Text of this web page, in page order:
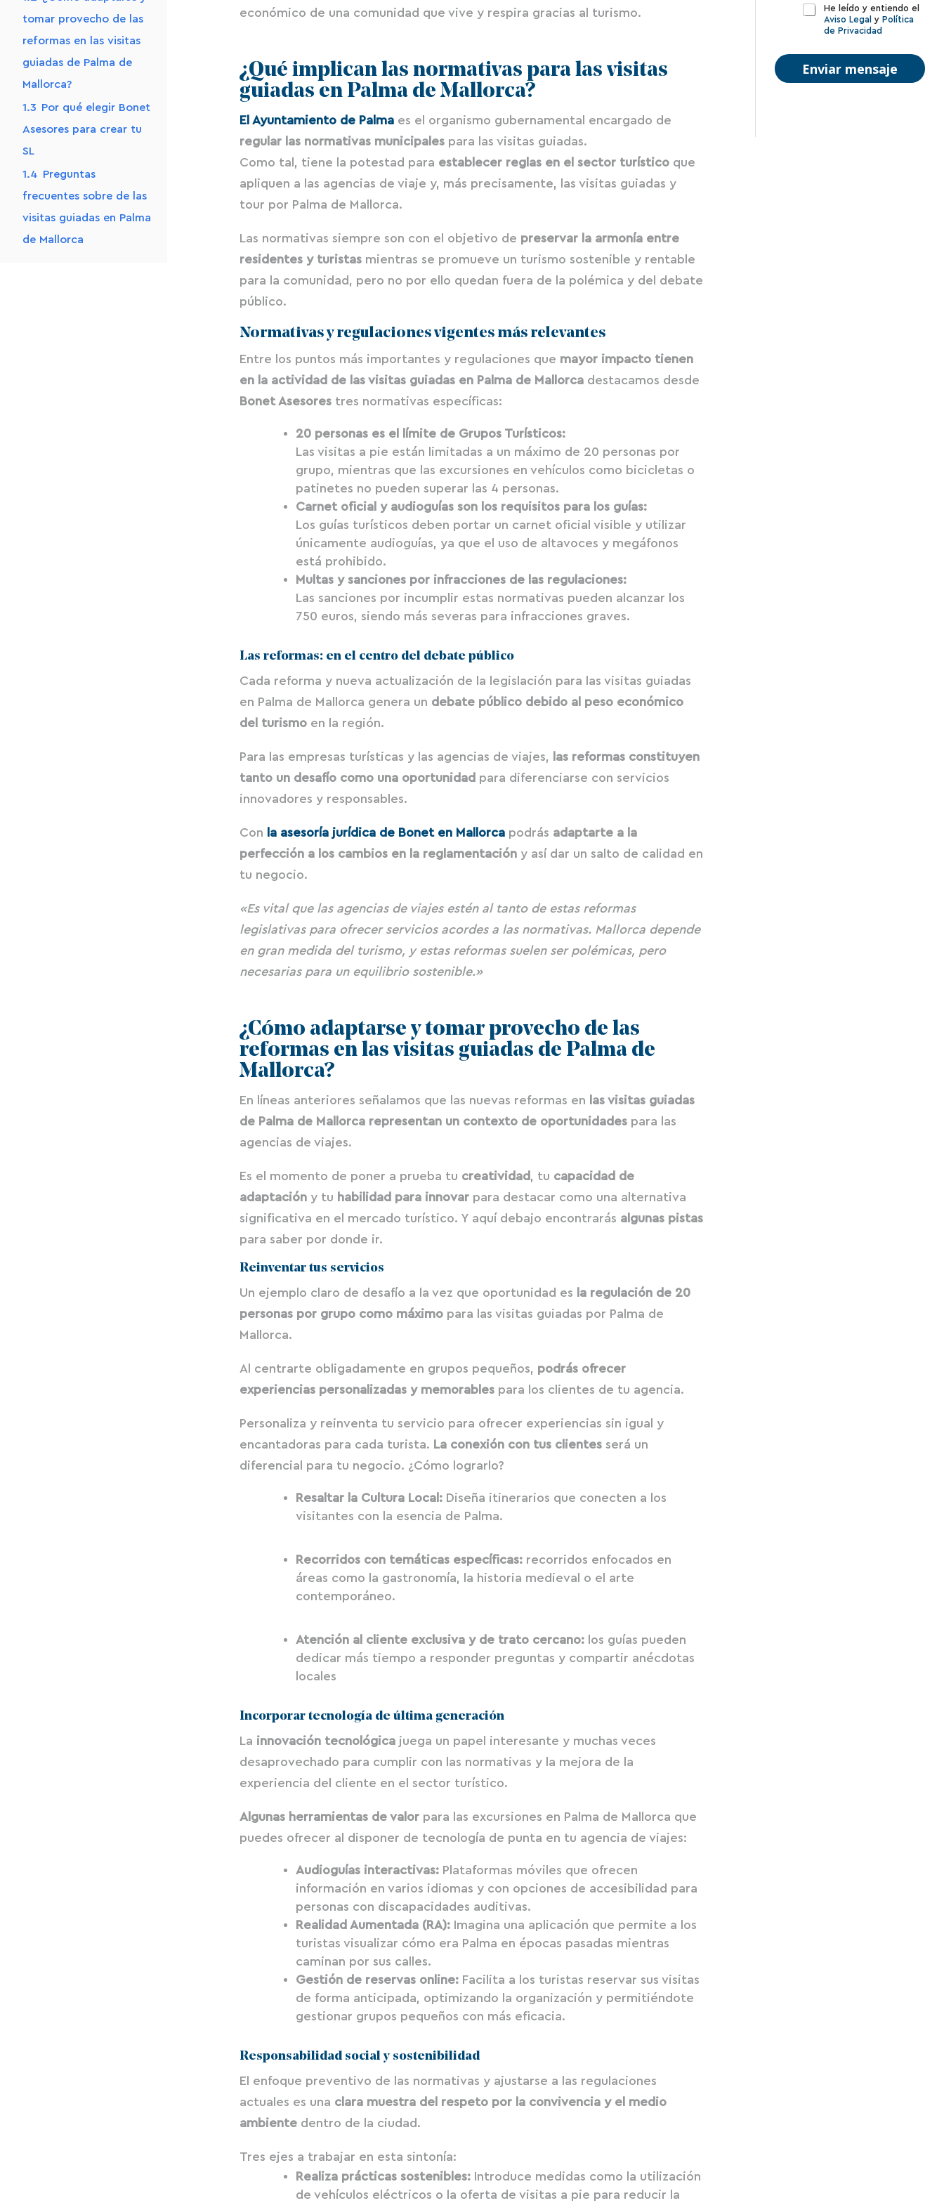
tomar provecho de las
reformas en las visitas
guiadas de Palma de
Mallorca?
1.3 Por qué elegir Bonet
Asesores para crear tu
SL
1.4 Preguntas
frecuentes sobre de las
visitas guiadas en Palma
de Mallorca
económico de una comunidad que vive y respira gracias al turismo.
¿Qué implican las normativas para las visitas
guiadas en Palma de Mallorca?
El Ayuntamiento de Palma es el organismo gubernamental encargado de
regular las normativas municipales para las visitas guiadas.
Como tal, tiene la potestad para establecer reglas en el sector turístico que
apliquen a las agencias de viaje y, más precisamente, las visitas guiadas y
tour por Palma de Mallorca.
Las normativas siempre son con el objetivo de preservar la armonía entre
residentes y turistas mientras se promueve un turismo sostenible y rentable
para la comunidad, pero no por ello quedan fuera de la polémica y del debate
público.
Normativas y regulaciones vigentes más relevantes
Entre los puntos más importantes y regulaciones que mayor impacto tienen
en la actividad de las visitas guiadas en Palma de Mallorca destacamos desde
Bonet Asesores tres normativas específicas:
20 personas es el límite de Grupos Turísticos:
Las visitas a pie están limitadas a un máximo de 20 personas por
grupo, mientras que las excursiones en vehículos como bicicletas o
patinetes no pueden superar las 4 personas​​.
Carnet oficial y audioguías son los requisitos para los guías:
Los guías turísticos deben portar un carnet oficial visible y utilizar
únicamente audioguías, ya que el uso de altavoces y megáfonos
está prohibido​​.
Multas y sanciones por infracciones de las regulaciones:
Las sanciones por incumplir estas normativas pueden alcanzar los
750 euros, siendo más severas para infracciones graves​​.
Las reformas: en el centro del debate público
Cada reforma y nueva actualización de la legislación para las visitas guiadas
en Palma de Mallorca genera un debate público debido al peso económico
del turismo en la región.
Para las empresas turísticas y las agencias de viajes,
las reformas constituyen
tanto un desafío como una oportunidad para diferenciarse con servicios
innovadores y responsables.
Con la asesoría jurídica de Bonet en Mallorca podrás adaptarte a la
perfección a los cambios en la reglamentación y así dar un salto de calidad en
tu negocio.
«Es vital que las agencias de viajes estén al tanto de estas reformas
legislativas para ofrecer servicios acordes a las normativas. Mallorca depende
en gran medida del turismo, y estas reformas suelen ser polémicas, pero
necesarias para un equilibrio sostenible.»
¿Cómo adaptarse y tomar provecho de las
reformas en las visitas guiadas de Palma de
Mallorca?
En líneas anteriores señalamos que las nuevas reformas en
las visitas guiadas
de Palma de Mallorca representan un contexto de oportunidades para las
agencias de viajes.
Es el momento de poner a prueba tu creatividad , tu capacidad de
adaptación y tu habilidad para innovar para destacar como una alternativa
significativa en el mercado turístico. Y aquí debajo encontrarás algunas pistas
para saber por donde ir.
Reinventar tus servicios
Un ejemplo claro de desafío a la vez que oportunidad es
la regulación de 20
personas por grupo como máximo para las visitas guiadas por Palma de
Mallorca.
Al centrarte obligadamente en grupos pequeños, podrás ofrecer
experiencias personalizadas y memorables para los clientes de tu agencia.
Personaliza y reinventa tu servicio para ofrecer experiencias sin igual y
encantadoras para cada turista. La conexión con tus clientes será un
diferencial para tu negocio. ¿Cómo lograrlo?
Resaltar la Cultura Local: Diseña itinerarios que conecten a los
visitantes con la esencia de Palma.
Recorridos con temáticas específicas: recorridos enfocados en
áreas como la gastronomía, la historia medieval o el arte
contemporáneo.
Atención al cliente exclusiva y de trato cercano: los guías pueden
dedicar más tiempo a responder preguntas y compartir anécdotas
locales
Incorporar tecnología de última generación
La innovación tecnológica juega un papel interesante y muchas veces
desaprovechado para cumplir con las normativas y la mejora de la
experiencia del cliente en el sector turístico.
Algunas herramientas de valor para las excursiones en Palma de Mallorca que
puedes ofrecer al disponer de tecnología de punta en tu agencia de viajes:
Audioguías interactivas: Plataformas móviles que ofrecen
información en varios idiomas y con opciones de accesibilidad para
personas con discapacidades auditivas.
Realidad Aumentada (RA): Imagina una aplicación que permite a los
turistas visualizar cómo era Palma en épocas pasadas mientras
caminan por sus calles.
Gestión de reservas online: Facilita a los turistas reservar sus visitas
de forma anticipada, optimizando la organización y permitiéndote
gestionar grupos pequeños con más eficacia.
Responsabilidad social y sostenibilidad
El enfoque preventivo de las normativas y ajustarse a las regulaciones
actuales es una clara muestra del respeto por la convivencia y el medio
ambiente dentro de la ciudad​​.
Tres ejes a trabajar en esta sintonía:
Realiza prácticas sostenibles: Introduce medidas como la utilización
de vehículos eléctricos o la oferta de visitas a pie para reducir la
n
i
o
o
t
i
He leído y entiendo el
Aviso Legal y Política
de Privacidad
Enviar mensaje